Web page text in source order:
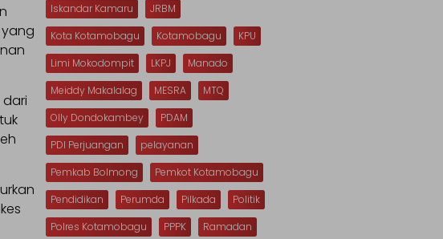
Iskandar Kamaru
JRBM
Kota Kotamobagu
Kotamobagu
KPU
Limi Mokodompit
LKPJ
Manado
Meiddy Makalalag
MESRA
MTQ
Olly Dondokambey
PDAM
PDI Perjuangan
pelayanan
Pemkab Bolmong
Pemkot Kotamobagu
Pendidikan
Perumda Pilkada
Politik
Polres Kotamobagu
PPPK
Ramadan